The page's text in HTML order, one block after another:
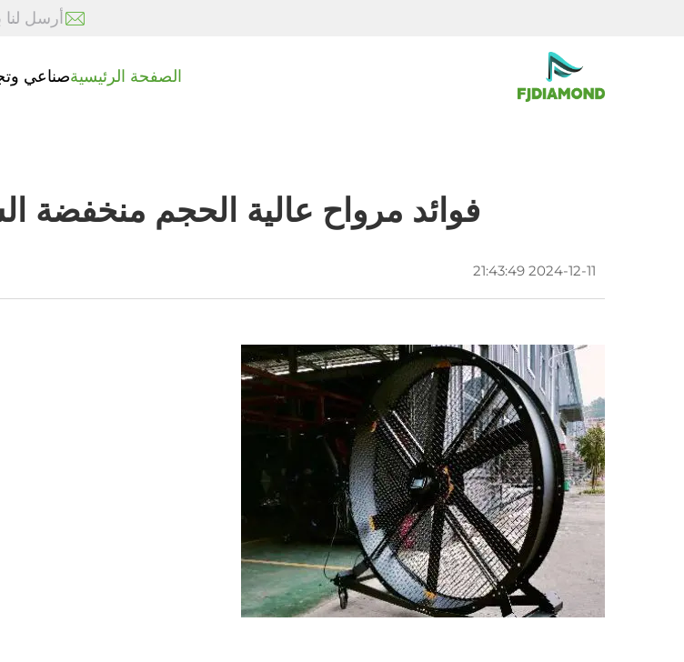
أرسل لنا
الصفحة الرئيسيةصناعي
فوائد مرواح عالية الحجم منخفضة
2024-12-11 21:43:49